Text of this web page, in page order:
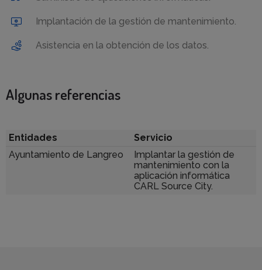
Implantación de la gestión de mantenimiento.
Asistencia en la obtención de los datos.
Algunas referencias
Entidades
Servicio
Ayuntamiento de Langreo
Implantar la gestión de
mantenimiento con la
aplicación informática
CARL Source City.